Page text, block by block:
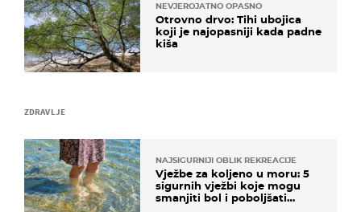
ZDRAVLJE
NAJSIGURNIJI OBLIK REKREACIJE
Vježbe za koljeno u moru: 5
sigurnih vježbi koje mogu
smanjiti bol i poboljšati
NEVJEROJATNO OPASNO
Otrovno drvo: Tihi ubojica
koji je najopasniji kada padne
kiša